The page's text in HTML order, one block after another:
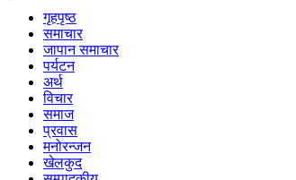
गृहपृष्ठ
समाचार
जापान समाचार
पर्यटन
अर्थ
विचार
समाज
प्रवास
मनोरन्जन
खेलकुद